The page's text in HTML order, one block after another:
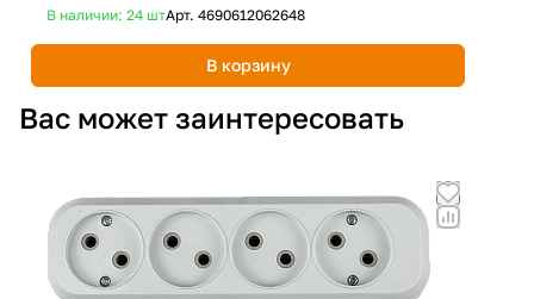
В наличии: 24 штАрт. 4690612062648
В корзину
Вас может заинтересовать